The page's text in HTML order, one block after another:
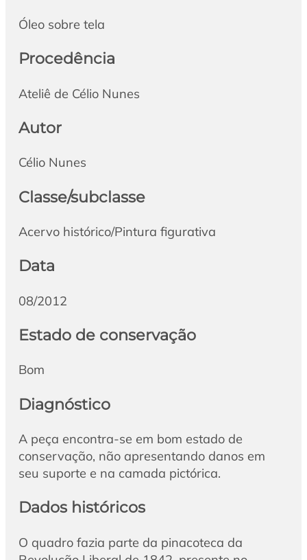
Óleo sobre tela
Procedência
Ateliê de Célio Nunes
Autor
Célio Nunes
Classe/subclasse
Acervo histórico/Pintura figurativa
Data
08/2012
Estado de conservação
Bom
Diagnóstico
A peça encontra-se em bom estado de
conservação, não apresentando danos em
seu suporte e na camada pictórica.
Dados históricos
O quadro fazia parte da pinacoteca da